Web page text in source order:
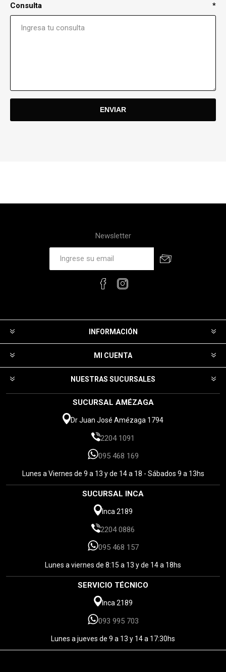
Consulta *
Newsletter
INFORMACIÓN
MI CUENTA
NUESTRAS SUCURSALES
SUCURSAL AMÉZAGA
Dr Juan José Amézaga 1794
2204 1091
095 468 169
Lunes a Viernes de 9 a 13 y de 14 a 18 - Sábados 9 a 13hs
SUCURSAL INCA
Inca 2189
2204 0886
095 468 157
Lunes a viernes de 8:15 a 13 y de 14 a 18hs
SERVICIO TÉCNICO
Inca 2189
093 995 703
Lunes a jueves de 9 a 13 y 14 a 17:30hs